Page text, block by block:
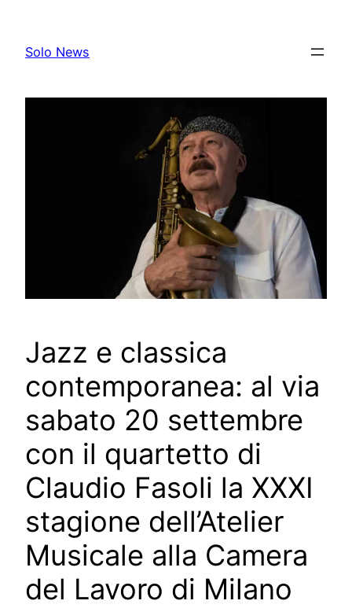
content
Solo News
Jazz e classica
contemporanea: al via
sabato 20 settembre
con il quartetto di
Claudio Fasoli la XXXI
stagione dell’Atelier
Musicale alla Camera
del Lavoro di Milano